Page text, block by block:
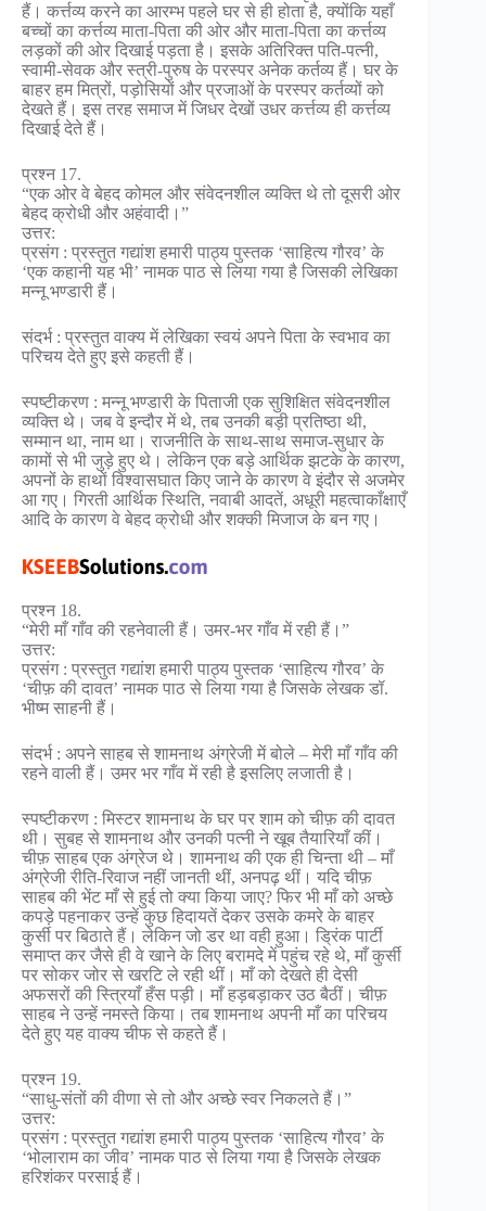
हैं। कर्त्तव्य करने का आरम्भ पहले घर से ही होता है, क्योंकि यहाँ
बच्चों का कर्त्तव्य माता-पिता की ओर और माता-पिता का कर्त्तव्य
लड़कों की ओर दिखाई पड़ता है। इसके अतिरिक्त पति-पत्नी,
स्वामी-सेवक और स्त्री-पुरुष के परस्पर अनेक कर्तव्य हैं। घर के
बाहर हम मित्रों, पड़ोसियों और प्रजाओं के परस्पर कर्तव्यों को
देखते हैं। इस तरह समाज में जिधर देखों उधर कर्त्तव्य ही कर्त्तव्य
दिखाई देते हैं।
प्रश्न 17.
“एक ओर वे बेहद कोमल और संवेदनशील व्यक्ति थे तो दूसरी ओर
बेहद क्रोधी और अहंवादी।”
उत्तर:
प्रसंग : प्रस्तुत गद्यांश हमारी पाठ्य पुस्तक ‘साहित्य गौरव’ के
‘एक कहानी यह भी’ नामक पाठ से लिया गया है जिसकी लेखिका
मन्नू भण्डारी हैं।
संदर्भ : प्रस्तुत वाक्य में लेखिका स्वयं अपने पिता के स्वभाव का
परिचय देते हुए इसे कहती हैं।
स्पष्टीकरण : मन्नू भण्डारी के पिताजी एक सुशिक्षित संवेदनशील
व्यक्ति थे। जब वे इन्दौर में थे, तब उनकी बड़ी प्रतिष्ठा थी,
सम्मान था, नाम था। राजनीति के साथ-साथ समाज-सुधार के
कामों से भी जुड़े हुए थे। लेकिन एक बड़े आर्थिक झटके के कारण,
अपनों के हाथों विश्वासघात किए जाने के कारण वे इंदौर से अजमेर
आ गए। गिरती आर्थिक स्थिति, नवाबी आदतें, अधूरी महत्वाकाँक्षाएँ
आदि के कारण वे बेहद क्रोधी और शक्की मिजाज के बन गए।
प्रश्न 18.
“मेरी माँ गाँव की रहनेवाली हैं। उमर-भर गाँव में रही हैं।”
उत्तर:
प्रसंग : प्रस्तुत गद्यांश हमारी पाठ्य पुस्तक ‘साहित्य गौरव’ के
‘चीफ़ की दावत’ नामक पाठ से लिया गया है जिसके लेखक डॉ.
भीष्म साहनी हैं।
संदर्भ : अपने साहब से शामनाथ अंग्रेजी में बोले – मेरी माँ गाँव की
रहने वाली हैं। उमर भर गाँव में रही है इसलिए लजाती है।
स्पष्टीकरण : मिस्टर शामनाथ के घर पर शाम को चीफ़ की दावत
थी। सुबह से शामनाथ और उनकी पत्नी ने खूब तैयारियाँ कीं।
चीफ़ साहब एक अंग्रेज थे। शामनाथ की एक ही चिन्ता थी – माँ
अंग्रेजी रीति-रिवाज नहीं जानती थीं, अनपढ़ थीं। यदि चीफ़
साहब की भेंट माँ से हुई तो क्या किया जाए? फिर भी माँ को अच्छे
कपड़े पहनाकर उन्हें कुछ हिदायतें देकर उसके कमरे के बाहर
कुर्सी पर बिठाते हैं। लेकिन जो डर था वही हुआ। ड्रिंक पार्टी
समाप्त कर जैसे ही वे खाने के लिए बरामदे में पहुंच रहे थे, माँ कुर्सी
पर सोकर जोर से खरटि ले रही थीं। माँ को देखते ही देसी
अफसरों की स्त्रियाँ हँस पड़ी। माँ हड़बड़ाकर उठ बैठीं। चीफ़
साहब ने उन्हें नमस्ते किया। तब शामनाथ अपनी माँ का परिचय
देते हुए यह वाक्य चीफ से कहते हैं।
प्रश्न 19.
“साधु-संतों की वीणा से तो और अच्छे स्वर निकलते हैं।”
उत्तर:
प्रसंग : प्रस्तुत गद्यांश हमारी पाठ्य पुस्तक ‘साहित्य गौरव’ के
‘भोलाराम का जीव’ नामक पाठ से लिया गया है जिसके लेखक
हरिशंकर परसाई हैं।